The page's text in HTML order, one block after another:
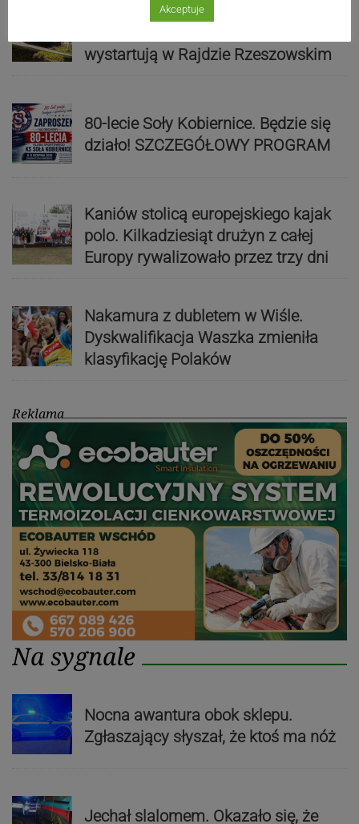
Bracia Szejowie ruszają po kolejne
wystartują w Rajdzie Rzeszowskim
80-lecie Soły Kobiernice. Będzie się
działo! SZCZEGÓŁOWY PROGRAM
Kaniów stolicą europejskiego kajak
polo. Kilkadziesiąt drużyn z całej
Europy rywalizowało przez trzy dni
Nakamura z dubletem w Wiśle.
Dyskwalifikacja Waszka zmieniła
klasyfikację Polaków
Reklama
Na sygnale
Nocna awantura obok sklepu.
Zgłaszający słyszał, że ktoś ma nóż
Jechał slalomem. Okazało się, że
Akceptuje